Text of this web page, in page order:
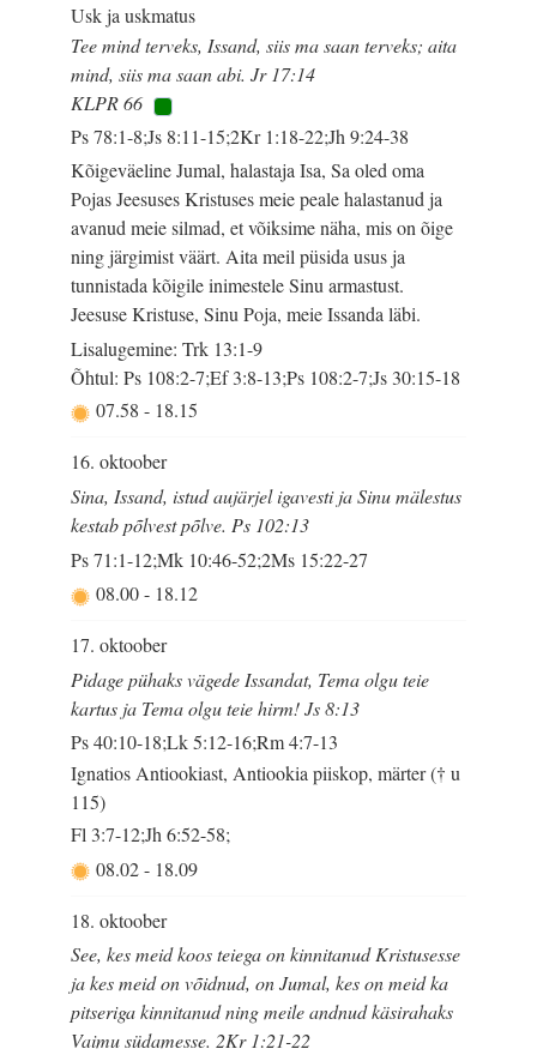
Usk ja uskmatus
Tee mind terveks, Issand, siis ma saan terveks; aita
mind, siis ma saan abi. Jr 17:14
KLPR 66
Ps 78:1-8;Js 8:11-15;2Kr 1:18-22;Jh 9:24-38
Kõigeväeline Jumal, halastaja Isa, Sa oled oma
Pojas Jeesuses Kristuses meie peale halastanud ja
avanud meie silmad, et võiksime näha, mis on õige
ning järgimist väärt. Aita meil püsida usus ja
tunnistada kõigile inimestele Sinu armastust.
Jeesuse Kristuse, Sinu Poja, meie Issanda läbi.
Lisalugemine: Trk 13:1-9
Õhtul: Ps 108:2-7;Ef 3:8-13;Ps 108:2-7;Js 30:15-18
07.58- 18.15
16. oktoober
Sina, Issand, istud aujärjel igavesti ja Sinu mälestus
kestab põlvest põlve. Ps 102:13
Ps 71:1-12;Mk 10:46-52;2Ms 15:22-27
08.00- 18.12
17. oktoober
Pidage pühaks vägede Issandat, Tema olgu teie
kartus ja Tema olgu teie hirm! Js 8:13
Ps 40:10-18;Lk 5:12-16;Rm 4:7-13
Ignatios Antiookiast, Antiookia piiskop, märter († u
115)
Fl 3:7-12;Jh 6:52-58;
08.02- 18.09
18. oktoober
See, kes meid koos teiega on kinnitanud Kristusesse
ja kes meid on võidnud, on Jumal, kes on meid ka
pitseriga kinnitanud ning meile andnud käsirahaks
Vaimu südamesse. 2Kr 1:21-22